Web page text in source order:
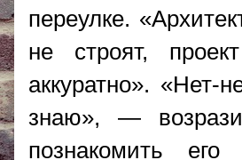
переулке.
не строят,
аккуратно». «Нет-
знаю», —
познакомить